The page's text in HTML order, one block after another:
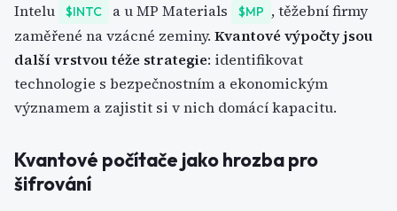
Intelu
$INTC a u MP Materials $MP , těžební firmy
zaměřené na vzácné zeminy. Kvantové výpočty jsou
další vrstvou téže strategie: identifikovat
technologie s bezpečnostním a ekonomickým
významem a zajistit si v nich domácí kapacitu.
Kvantové počítače jako hrozba pro
šifrování